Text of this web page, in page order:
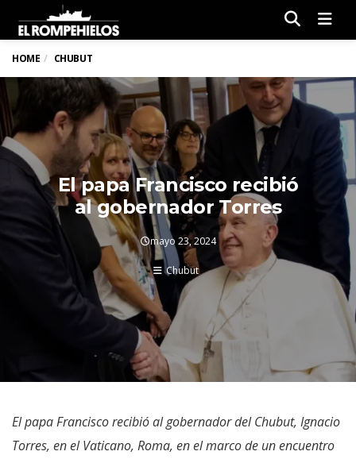
HOME CHUBUT
El papa Francisco recibió
al gobernador Torres
mayo 23, 2024
Chubut
El papa Francisco recibió al gobernador del Chubut, Ignacio
Torres, en el Vaticano, Roma, en el marco de un encuentro